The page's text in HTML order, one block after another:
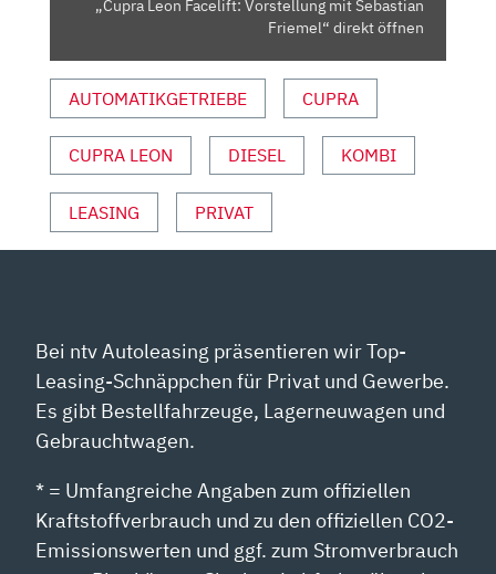
ANZEIGEN
„Cupra Leon Facelift: Vorstellung mit Sebastian
Friemel“ direkt öffnen
AUTOMATIKGETRIEBE CUPRA
CUPRA LEON DIESEL KOMBI
LEASING PRIVAT
Bei ntv Autoleasing präsentieren wir Top-
Leasing-Schnäppchen für Privat und Gewerbe.
Es gibt Bestellfahrzeuge, Lagerneuwagen und
Gebrauchtwagen.
* = Umfangreiche Angaben zum offiziellen
Kraftstoffverbrauch und zu den offiziellen CO2-
Emissionswerten und ggf. zum Stromverbrauch